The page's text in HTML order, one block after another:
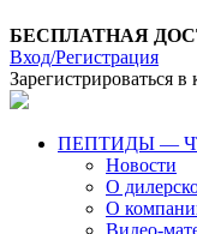
БЕСПЛАТНАЯ
Вход/Регистрация
Зарегистрироваться
ПЕПТИДЫ —
Новости
О
О
Видео-